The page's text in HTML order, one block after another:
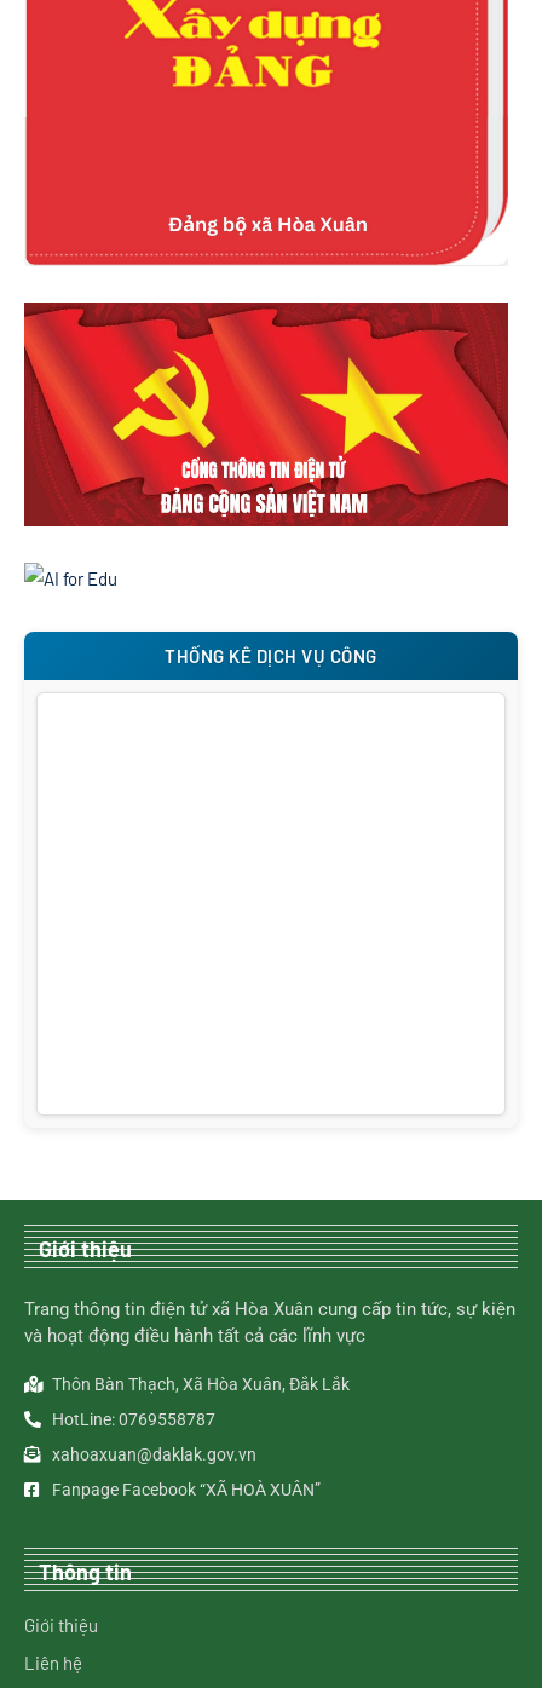
THỐNG KÊ DỊCH VỤ CÔNG
Giới thiệu
Trang thông tin điện tử xã Hòa Xuân cung cấp tin tức, sự kiện
và hoạt động điều hành tất cả các lĩnh vực
Thôn Bàn Thạch, Xã Hòa Xuân, Đắk Lắk
HotLine: 0769558787
xahoaxuan@daklak.gov.vn
Fanpage Facebook “XÃ HOÀ XUÂN”
Thông tin
Giới thiệu
Liên hệ